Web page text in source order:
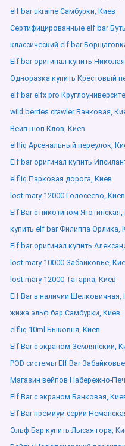
elf bar ukraine Самбурки, Киев
Сертифицированные elf bar
классический elf bar
Elf bar оригинал купить
Одноразка купить Крестовый
elf bar elfx pro
wild berries crawler Банковая,
Вейп шоп Клов, Киев
elfliq Арсенальный переулок,
Elf bar оригинал купить
elfliq Парковая дорога, Киев
lost mary 12000 Голосеево, Киев
Elf Bar с никотином Яготинская,
купить elf bar Филиппа Орлика,
Elf bar оригинал купить
lost mary 10000 Забайковье,
lost mary 12000 Татарка, Киев
Elf Bar в наличии Шелковичная,
жижа эльф бар Самбурки, Киев
elfliq 10ml Быковня, Киев
Elf Bar с экраном Землянский,
POD системы Elf Bar
Магазин вейпов Набережно-
Elf Bar с экраном Банковая,
Elf Bar премиум серии
Эльф Бар купить Лысая гора,